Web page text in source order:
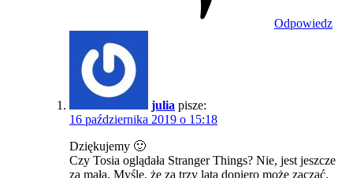
Odpowiedz
julia pisze:
16 października 2019 o 15:18
Dziękujemy 🙂
Czy Tosia oglądała Stranger Things? Nie, jest jeszcze
za mała. Myślę, że za trzy lata dopiero może zacząć.